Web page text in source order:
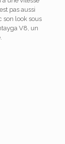
pas aussi
son look sous
V8, un